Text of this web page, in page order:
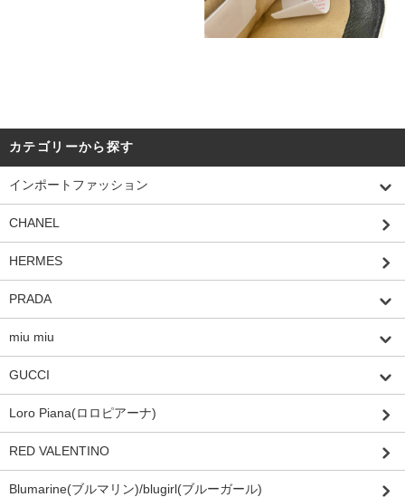
カテゴリーから探す
インポートファッション
CHANEL
HERMES
PRADA
miu miu
GUCCI
Loro Piana(ロロピアーナ)
RED VALENTINO
Blumarine(ブルマリン)/blugirl(ブルーガール)